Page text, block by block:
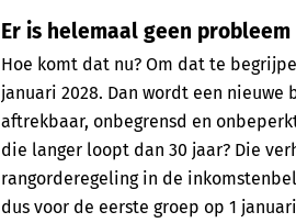
Er is helemaal geen probleem
Hoe komt dat nu? Om dat te
januari 2028. Dan wordt een
aftrekbaar, onbegrensd en
die langer loopt dan 30 jaar? Die
rangorderegeling in de
dus voor de eerste groep op 1